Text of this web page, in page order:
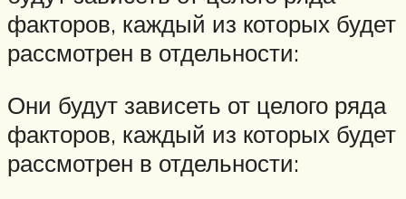
факторов, каждый из которых будет
рассмотрен в отдельности:
Они будут зависеть от целого ряда
факторов, каждый из которых будет
рассмотрен в отдельности: